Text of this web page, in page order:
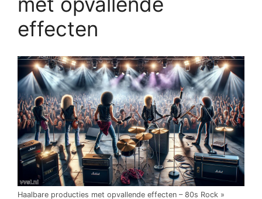
effecten
Haalbare producties met opvallende effecten – 80s Rock »